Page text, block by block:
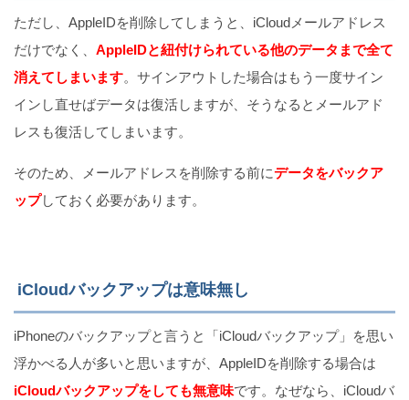
ただし、AppleIDを削除してしまうと、iCloudメールアドレス
だけでなく、 AppleIDと紐付けられている他のデータまで全て
消えてしまいます。サインアウトした場合はもう一度サイン
インし直せばデータは復活しますが、そうなるとメールアド
レスも復活してしまいます。
そのため、メールアドレスを削除する前にデータをバックア
ップしておく必要があります。
iCloudバックアップは意味無し
iPhoneのバックアップと言うと「iCloudバックアップ」を思い
浮かべる人が多いと思いますが、AppleIDを削除する場合は
iCloudバックアップをしても無意味です。なぜなら、iCloudバ